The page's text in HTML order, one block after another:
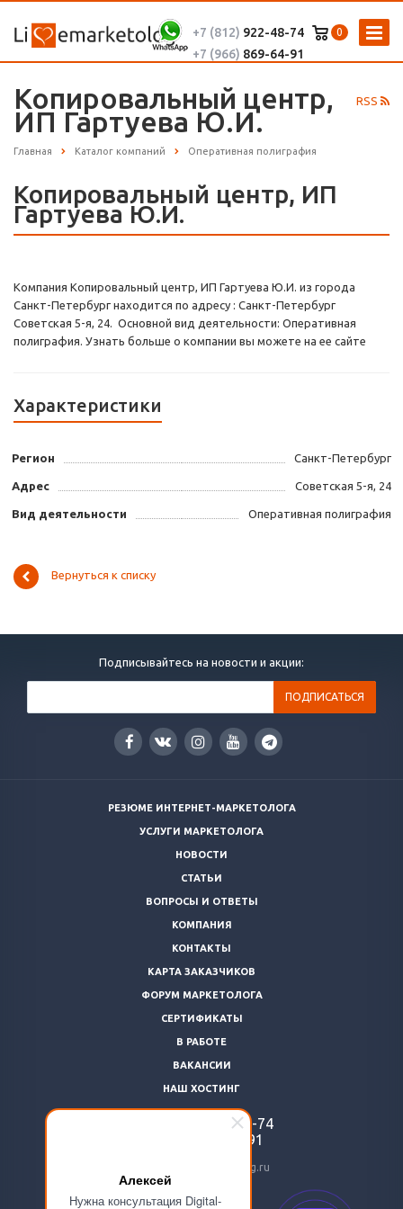
Алексей
Нужна консультация Digital-
0
+7 (812) 922-48-74
+7 (966) 869-64-91
RSS
Копировальный центр,
ИП Гартуева Ю.И.
Главная Каталог компаний Оперативная полиграфия
Копировальный центр, ИП
Гартуева Ю.И.
Компания Копировальный центр, ИП Гартуева Ю.И. из города
Санкт-Петербург находится по адресу : Санкт-Петербург
Советская 5-я, 24. Основной вид деятельности: Оперативная
полиграфия. Узнать больше о компании вы можете на ее сайте
Характеристики
Регион Санкт-Петербург
Адрес Советская 5-я, 24
Вид деятельности Оперативная полиграфия
Вернуться к списку
Подписывайтесь на новости и акции:
РЕЗЮМЕ ИНТЕРНЕТ-МАРКЕТОЛОГА
УСЛУГИ МАРКЕТОЛОГА
НОВОСТИ
СТАТЬИ
ВОПРОСЫ И ОТВЕТЫ
КОМПАНИЯ
КОНТАКТЫ
КАРТА ЗАКАЗЧИКОВ
ФОРУМ МАРКЕТОЛОГА
СЕРТИФИКАТЫ
В РАБОТЕ
ВАКАНСИИ
НАШ ХОСТИНГ
922-48-74
869-64-91
24@livemarketolog.ru